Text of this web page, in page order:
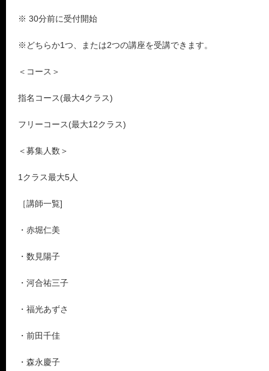
※ 30分前に受付開始
※どちらか1つ、または2つの講座を受講できます。
＜コース＞
指名コース(最大4クラス)
フリーコース(最大12クラス)
＜募集人数＞
1クラス最大5人
［講師一覧]
・赤堀仁美
・数見陽子
・河合祐三子
・福光あずさ
・前田千佳
・森永慶子